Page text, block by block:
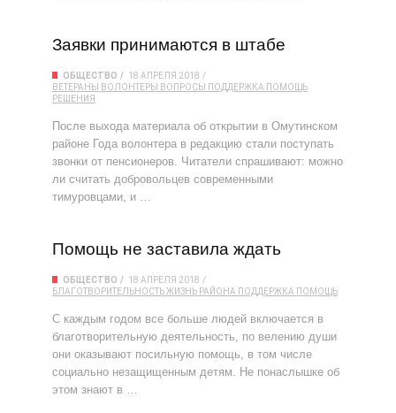
Заявки принимаются в штабе
ОБЩЕСТВО
18 АПРЕЛЯ 2018
ВЕТЕРАНЫ
ВОЛОНТЕРЫ ВОПРОСЫ ПОДДЕРЖКА ПОМОЩЬ
РЕШЕНИЯ
После выхода материала об открытии в Омутинском
районе Года волонтера в редакцию стали поступать
звонки от пенсионеров. Читатели спрашивают: можно
ли считать добровольцев современными
тимуровцами, и …
Помощь не заставила ждать
ОБЩЕСТВО
18 АПРЕЛЯ 2018
БЛАГОТВОРИТЕЛЬНОСТЬЖИЗНЬ РАЙОНА ПОДДЕРЖКА ПОМОЩЬ
С каждым годом все больше людей включается в
благотворительную деятельность, по велению души
они оказывают посильную помощь, в том числе
социально незащищенным детям. Не понаслышке об
этом знают в …